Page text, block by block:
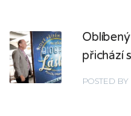
přichází
POSTED BY